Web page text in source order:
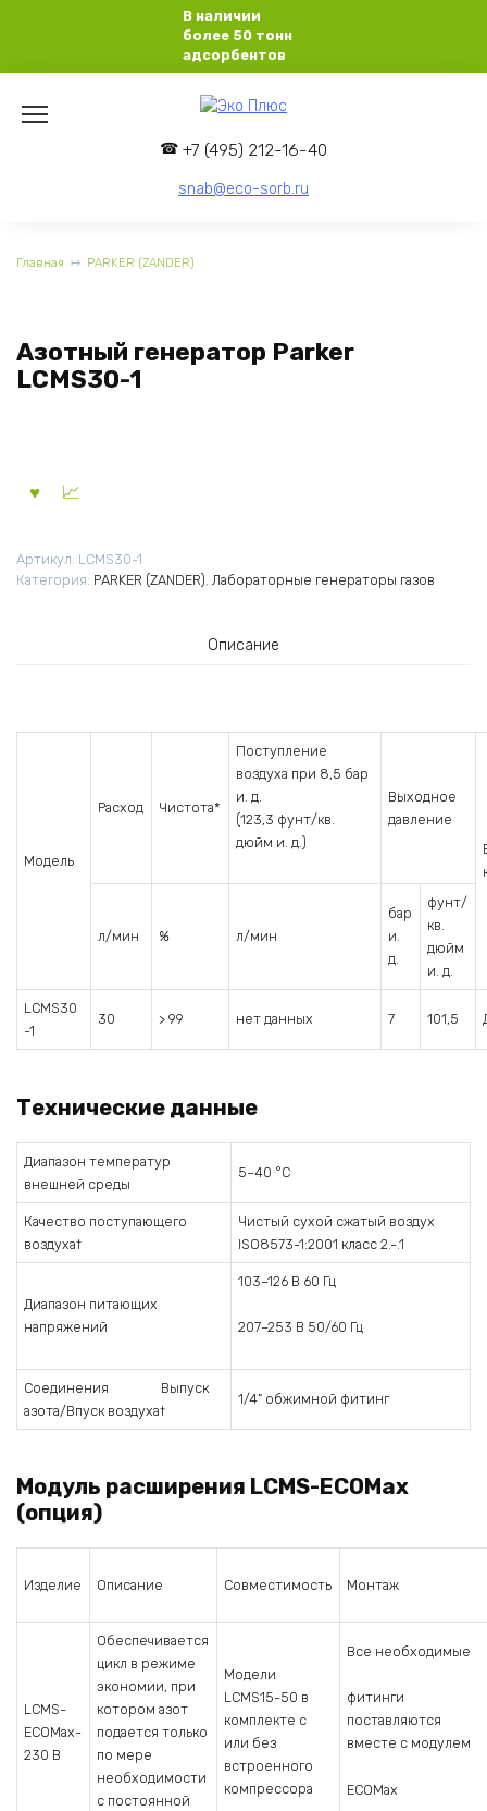
В наличии
более 50 тонн
адсорбентов
+7 (495) 212-16-40
snab@eco-sorb.ru
Главная PARKER (ZANDER)
Азотный генератор Parker
LCMS30-1
Артикул: LCMS30-1
Категория: PARKER (ZANDER), Лабораторные генераторы газов
Описание
Модель
Расход Чистота*
Поступление
воздуха при 8,5 бар
и. д.
(123,3 фунт/кв.
дюйм и. д.)
Выходное
давление
л/мин % л/мин
бар
и.
д.
фунт/
кв.
дюйм
и. д.
LCMS30
-1
30 > 99 нет данных 7 101,5
Технические данные
Диапазон температур
внешней среды
5–40 °C
Качество поступающего
воздуха†
Чистый сухой сжатый воздух
ISO8573-1:2001 класс 2.-.1
Диапазон питающих
напряжений
103–126 В 60 Гц
207–253 В 50/60 Гц
Соединения Выпуск
азота/Впуск воздуха†
1/4” обжимной фитинг
Модуль расширения LCMS-ECOMax
(опция)
Изделие Описание Совместимость Монтаж
LCMS-
ECOMax-
230 В
Обеспечивается
цикл в режиме
экономии, при
котором азот
подается только
по мере
необходимости
с постоянной
Модели
LCMS15-50 в
комплекте с
или без
встроенного
компрессора
Все необходимые
фитинги
поставляются
вместе с модулем
ECOMax